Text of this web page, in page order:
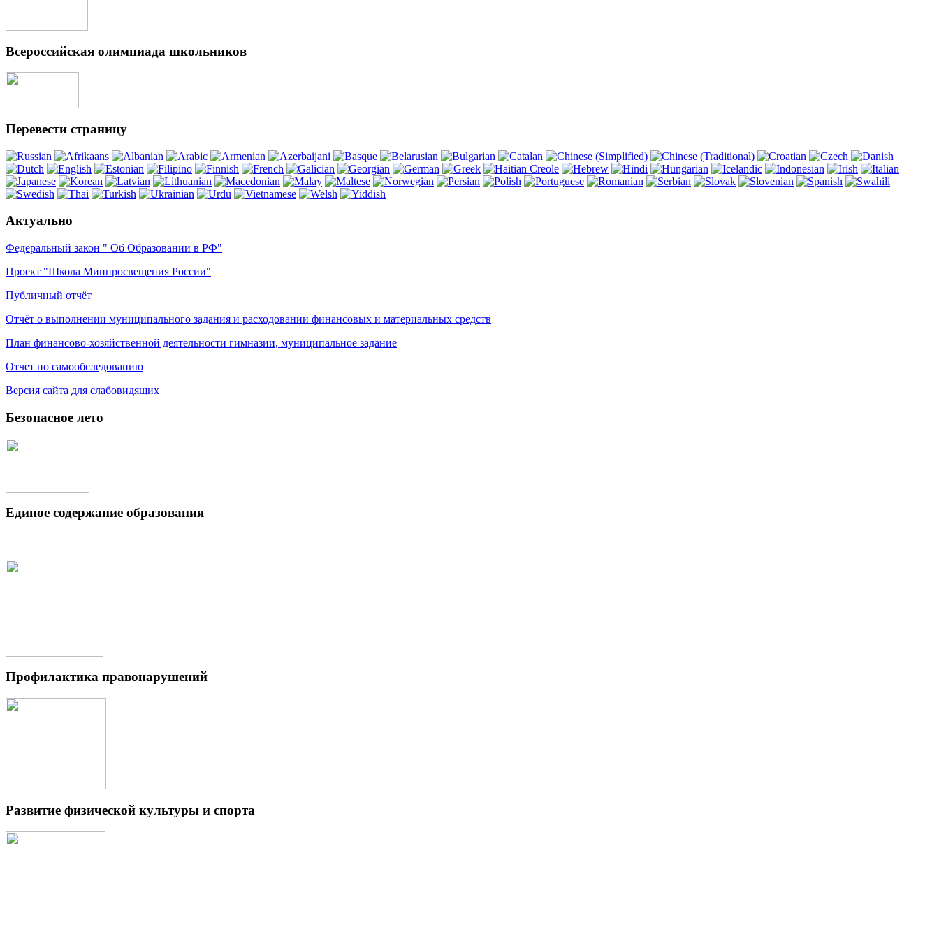
Всероссийская олимпиада школьников
Перевести страницу
Актуально
Федеральный закон " Об Образовании в РФ"
Проект "Школа Минпросвещения России"
Публичный отчёт
Отчёт о выполнении муниципального задания и расходовании финансовых и материальных средств
План финансово-хозяйственной деятельности гимназии, муниципальное задание
Отчет по самообследованию
Версия сайта для слабовидящих
Безопасное лето
Единое содержание образования
Профилактика правонарушений
Развитие физической культуры и спорта